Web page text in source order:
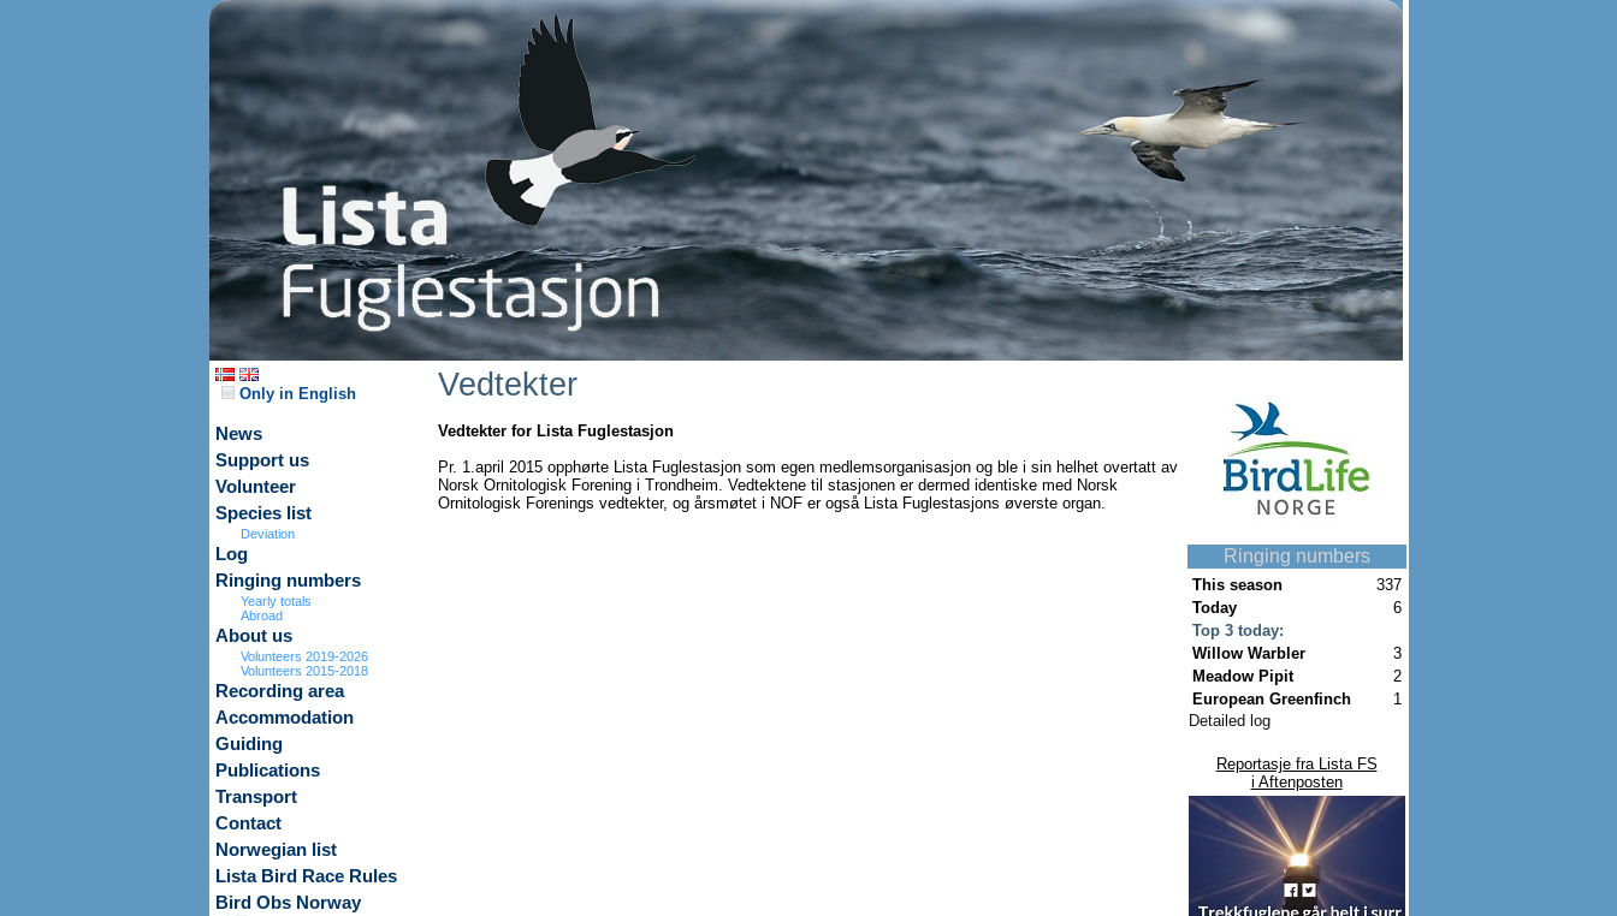
Only in English
News
Support us
Volunteer
Species list
Deviation
Log
Ringing numbers
Yearly totals
Abroad
About us
Volunteers 2019-2026
Volunteers 2015-2018
Recording area
Accommodation
Guiding
Publications
Transport
Contact
Norwegian list
Lista Bird Race Rules
Bird Obs Norway
Vedtekter
Vedtekter for Lista Fuglestasjon
Pr. 1.april 2015 opphørte Lista Fuglestasjon som egen medlemsorganisasjon og ble i sin helhet overtatt av
Norsk Ornitologisk Forening i Trondheim. Vedtektene til stasjonen er dermed identiske med Norsk
Ornitologisk Forenings vedtekter, og årsmøtet i NOF er også Lista Fuglestasjons øverste organ.
Ringing numbers
This season
337
Today
6
Top 3 today:
Willow Warbler
3
Meadow Pipit
2
European Greenfinch
1
Detailed log
Reportasje fra Lista FS
i Aftenposten